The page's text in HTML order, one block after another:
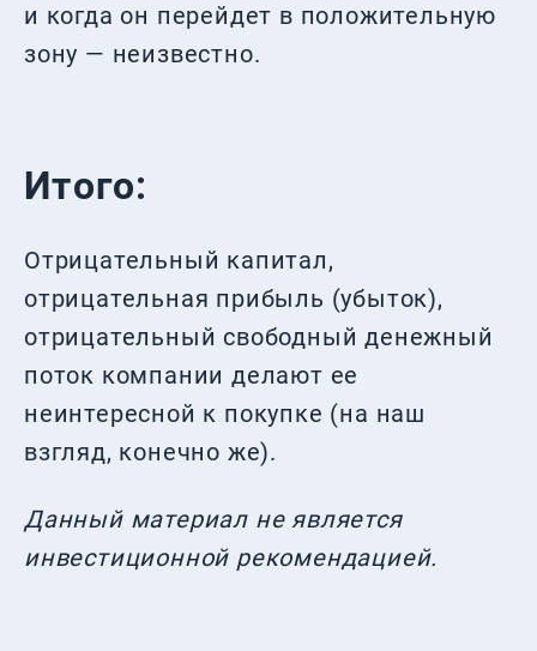
и когда он перейдет в положительную
зону — неизвестно.
Итого:
Отрицательный капитал,
отрицательная прибыль (убыток),
отрицательный свободный денежный
поток компании делают ее
неинтересной к покупке (на наш
взгляд, конечно же).
Данный материал не является
инвестиционной рекомендацией.